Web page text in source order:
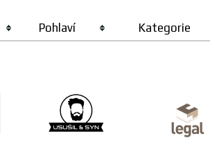
Pohlaví Kategorie